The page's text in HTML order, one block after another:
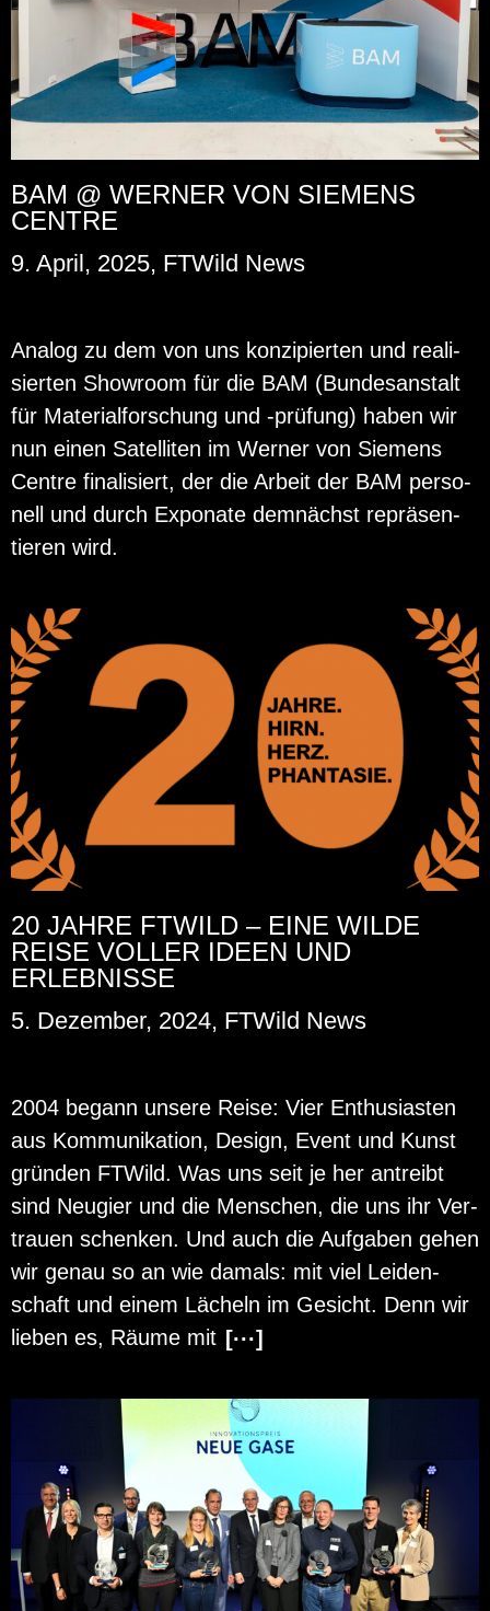
BAM @ WERNER VON SIEMENS
CENTRE
9. April, 2025, FTWild News
Ana­log zu dem von uns kon­zi­pier­ten und rea­li­
sier­ten Show­room für die BAM (Bun­des­an­stalt
für Ma­te­ri­al­for­schung und -prü­fung) haben wir
nun einen Sa­tel­li­ten im Wer­ner von Sie­mens
Cent­re fi­na­li­siert, der die Ar­beit der BAM per­so­
nell und durch Ex­po­na­te dem­nächst re­prä­sen­
tie­ren wird.
20 JAHRE FTWILD – EINE WILDE
REISE VOLLER IDEEN UND
ERLEBNISSE
5. Dezember, 2024, FTWild News
2004 be­gann un­se­re Reise: Vier En­thu­si­as­ten
aus Kom­mu­ni­ka­ti­on, De­sign, Event und Kunst
grün­den FT­Wild. Was uns seit je her an­treibt
sind Neu­gier und die Men­schen, die uns ihr Ver­
trau­en schen­ken. Und auch die Auf­ga­ben gehen
wir genau so an wie da­mals: mit viel Lei­den­
schaft und einem Lä­cheln im Ge­sicht. Denn wir
lie­ben es, Räume mit [···]